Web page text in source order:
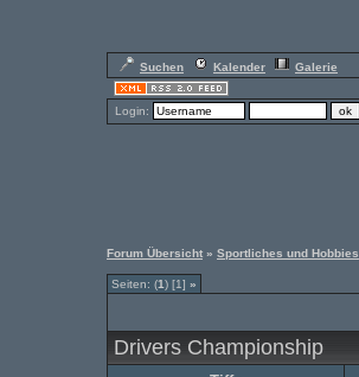
Suchen Kalender Galerie
Login:
Forum Übersicht » Sportliches und Hobbies
Seiten: (1) [1] »
Drivers Championship